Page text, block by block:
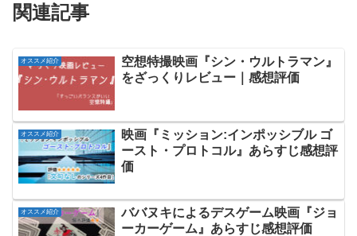
関連記事
オススメ紹介
空想特撮映画『シン・ウルトラマン』
をざっくりレビュー｜感想評価
オススメ紹介
映画『ミッション:インポッシブル ゴ
ースト・プロトコル』あらすじ感想評
価
オススメ紹介
ババヌキによるデスゲーム映画『ジョ
ーカーゲーム』あらすじ感想評価